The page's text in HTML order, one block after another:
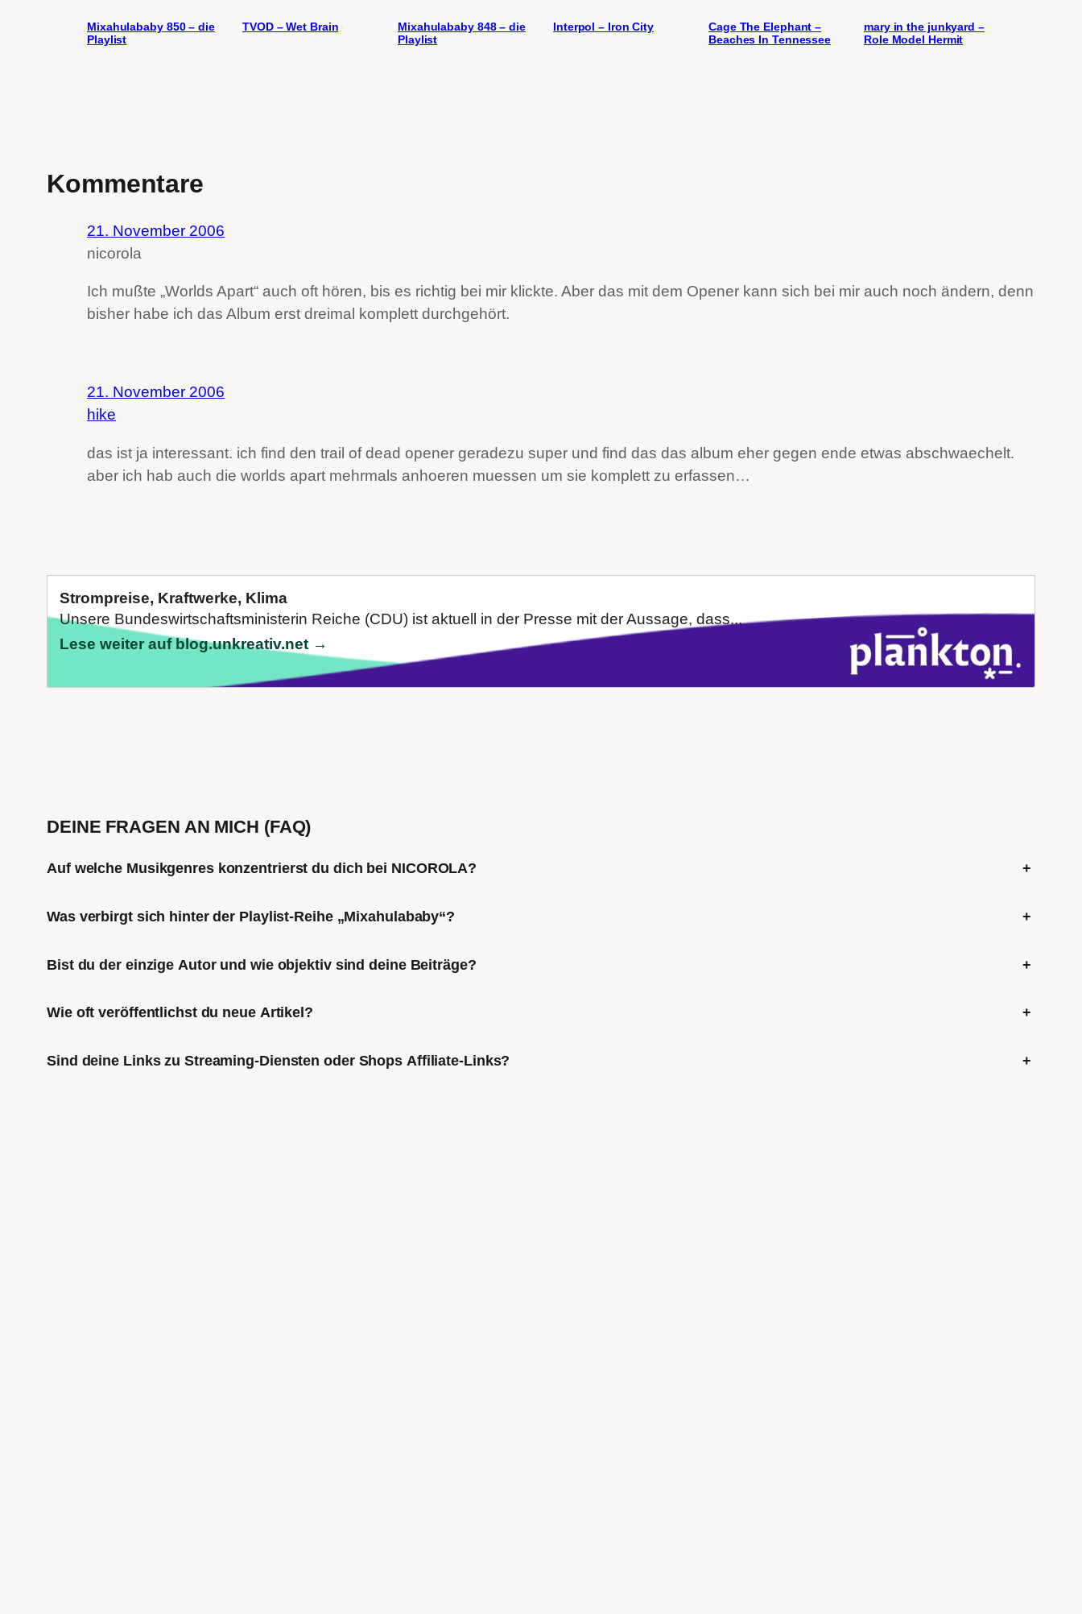
Mixahulababy 850 – die
Playlist
TVOD – Wet Brain
Mixahulababy 848 – die
Playlist
Interpol – Iron City
Cage The Elephant –
Beaches In Tennessee
mary in the junkyard –
Role Model Hermit
Kommentare
21. November 2006
nicorola
Ich mußte „Worlds Apart“ auch oft hören, bis es richtig bei mir klickte. Aber das mit dem Opener kann sich bei mir auch noch ändern, denn
bisher habe ich das Album erst dreimal komplett durchgehört.
21. November 2006
hike
das ist ja interessant. ich find den trail of dead opener geradezu super und find das das album eher gegen ende etwas abschwaechelt.
aber ich hab auch die worlds apart mehrmals anhoeren muessen um sie komplett zu erfassen…
Strompreise, Kraftwerke, Klima
Unsere Bundeswirtschaftsministerin Reiche (CDU) ist aktuell in der Presse mit der Aussage, dass...
Lese weiter auf blog.unkreativ.net →
DEINE FRAGEN AN MICH (FAQ)
Auf welche Musikgenres konzentrierst du dich bei NICOROLA? +
Was verbirgt sich hinter der Playlist-Reihe „Mixahulababy“? +
Bist du der einzige Autor und wie objektiv sind deine Beiträge? +
Wie oft veröffentlichst du neue Artikel? +
Sind deine Links zu Streaming-Diensten oder Shops Affiliate-Links? +